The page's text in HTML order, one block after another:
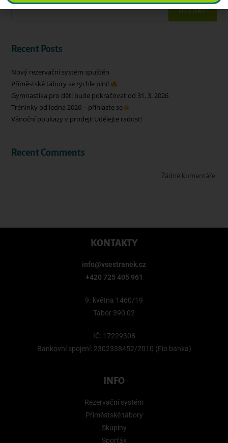
HLEDAT
Recent Posts
Nový rezervační systém spuštěn
Příměstské tábory se rychle plní!
Gymnastika pro děti bude pokračovat od 31. 3. 2026
Tréninky od ledna 2026 – přihlaste se
Vánoční poukazy v prodeji! Udělejte radost!
Recent Comments
Žádné komentáře.
KONTAKTY
info@vsestranek.cz
+420 725 405 961
9. května 1460/19
Tábor 390 02
IČ: 17229308
Bankovní spojení: 2302338452/2010 (Fio banka)
INFO
Rezervační systém
Příměstské tábory
Skupiny
Sporťák